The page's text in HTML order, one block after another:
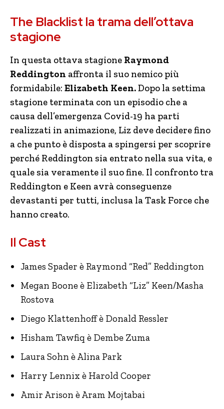
The Blacklist la trama dell’ottava
stagione
In questa ottava stagione Raymond
Reddington affronta il suo nemico più
formidabile: Elizabeth Keen.Dopo la settima
stagione terminata con un episodio che a
causa dell’emergenza Covid-19 ha parti
realizzati in animazione, Liz deve decidere fino
a che punto è disposta a spingersi per scoprire
perché Reddington sia entrato nella sua vita, e
quale sia veramente il suo fine. Il confronto tra
Reddington e Keen avrà conseguenze
devastanti per tutti, inclusa la Task Force che
hanno creato.
Il Cast
James Spader è Raymond “Red” Reddington
Megan Boone è Elizabeth “Liz” Keen/Masha
Rostova
Diego Klattenhoff è Donald Ressler
Hisham Tawfiq è Dembe Zuma
Laura Sohn è Alina Park
Harry Lennix è Harold Cooper
Amir Arison è Aram Mojtabai